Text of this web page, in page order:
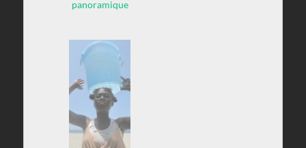
panoramique